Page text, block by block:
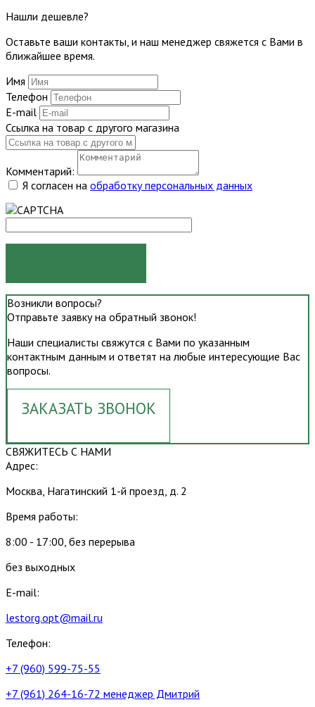
Нашли дешевле?
Оставьте ваши контакты, и наш менеджер свяжется с Вами в
ближайшее время.
Имя
Телефон
E-mail
Ссылка на товар с другого магазина
Комментарий:
Я согласен на обработку персональных данных
Возникли вопросы?
Отправьте заявку на обратный звонок!
Наши специалисты свяжутся с Вами по указанным
контактным данным и ответят на любые интересующие Вас
вопросы.
ЗАКАЗАТЬ ЗВОНОК
СВЯЖИТЕСЬ С НАМИ
Адрес:
Москва, Нагатинский 1-й проезд, д. 2
Время работы:
8:00 - 17:00, без перерыва
без выходных
E-mail:
lestorg.opt@mail.ru
Телефон:
+7 (960) 599-75-55
+7 (961) 264-16-72 менеджер Дмитрий